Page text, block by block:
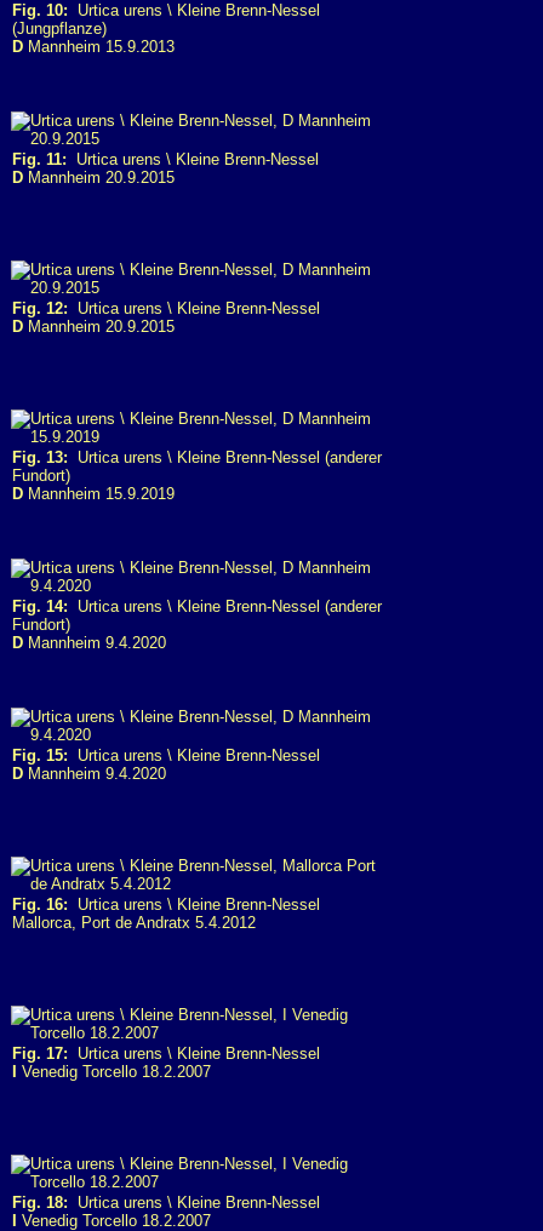
Fig. 10: Urtica urens \ Kleine Brenn-Nessel
(Jungpflanze)
D Mannheim 15.9.2013
Fig. 11: Urtica urens \ Kleine Brenn-Nessel
D Mannheim 20.9.2015
Fig. 12: Urtica urens \ Kleine Brenn-Nessel
D Mannheim 20.9.2015
Fig. 13: Urtica urens \ Kleine Brenn-Nessel (anderer
Fundort)
D Mannheim 15.9.2019
Fig. 14: Urtica urens \ Kleine Brenn-Nessel (anderer
Fundort)
D Mannheim 9.4.2020
Fig. 15: Urtica urens \ Kleine Brenn-Nessel
D Mannheim 9.4.2020
Fig. 16: Urtica urens \ Kleine Brenn-Nessel
Mallorca, Port de Andratx 5.4.2012
Fig. 17: Urtica urens \ Kleine Brenn-Nessel
Venedig Torcello 18.2.2007
Fig. 18: Urtica urens \ Kleine Brenn-Nessel
Venedig Torcello 18.2.2007